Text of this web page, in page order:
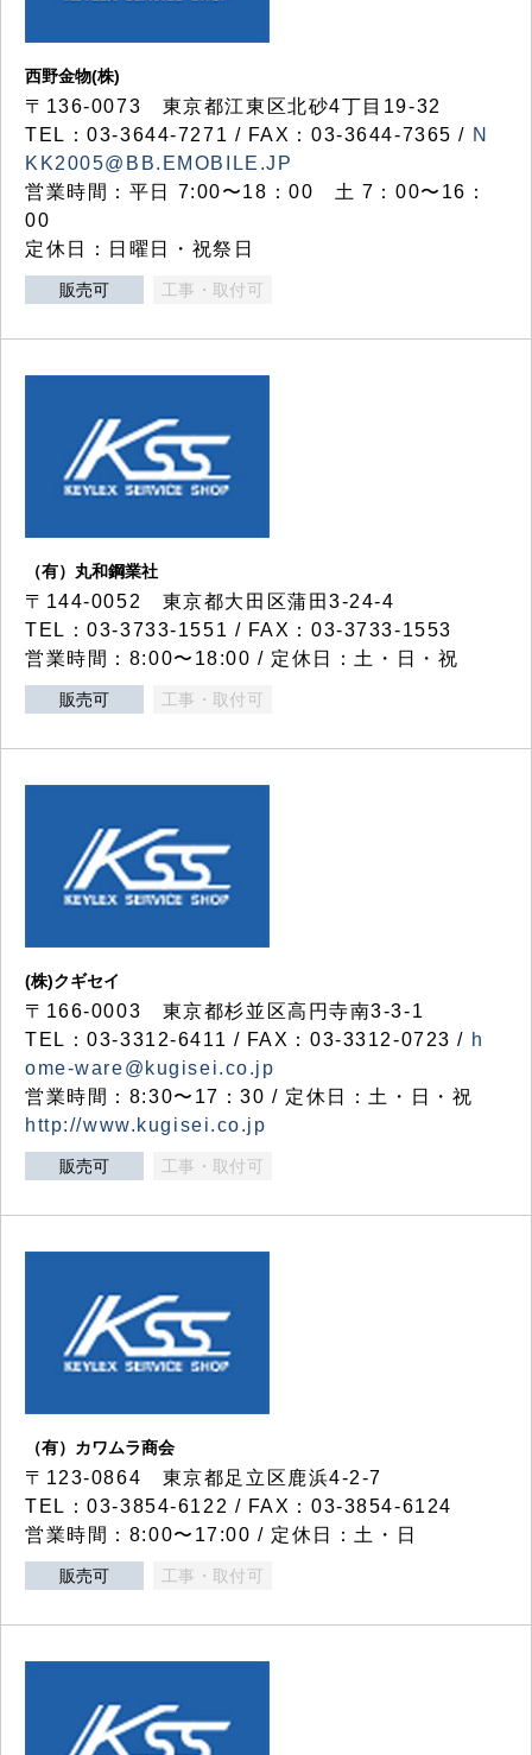
西野金物(株)
〒136-0073 東京都江東区北砂4丁目19-32
TEL：03‐3644‐7271 / FAX：03-3644-7365 / N
KK2005@BB.EMOBILE.JP
営業時間：平日 7:00〜18：00 土 7：00〜16：
00
定休日：日曜日・祝祭日
販売可 工事・取付可
（有）丸和鋼業社
〒144-0052 東京都大田区蒲田3-24-4
TEL：03-3733-1551 / FAX：03-3733-1553
営業時間：8:00〜18:00 / 定休日：土・日・祝
販売可 工事・取付可
(株)クギセイ
〒166-0003 東京都杉並区高円寺南3-3-1
TEL：03-3312-6411 / FAX：03-3312-0723 / h
ome-ware@kugisei.co.jp
営業時間：8:30〜17：30 / 定休日：土・日・祝
http://www.kugisei.co.jp
販売可 工事・取付可
（有）カワムラ商会
〒123-0864 東京都足立区鹿浜4-2-7
TEL：03-3854-6122 / FAX：03-3854-6124
営業時間：8:00〜17:00 / 定休日：土・日
販売可 工事・取付可